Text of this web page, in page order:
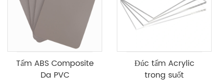
Tấm ABS Composite
Da PVC
Đúc tấm Acrylic
trong suốt